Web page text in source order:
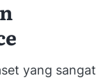
yang sangat